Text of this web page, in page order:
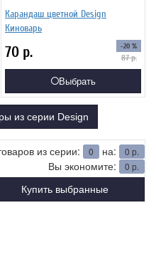
Карандаш цветной Design
Киноварь
70 р. -20 %
87р.
Выбрать
из серии Design
из серии: 0 на: 0 р.
Вы экономите: 0 р.
Купить выбранные